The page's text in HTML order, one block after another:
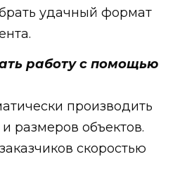
удачный формат
работу с помощью
производить
размеров объектов.
скоростью